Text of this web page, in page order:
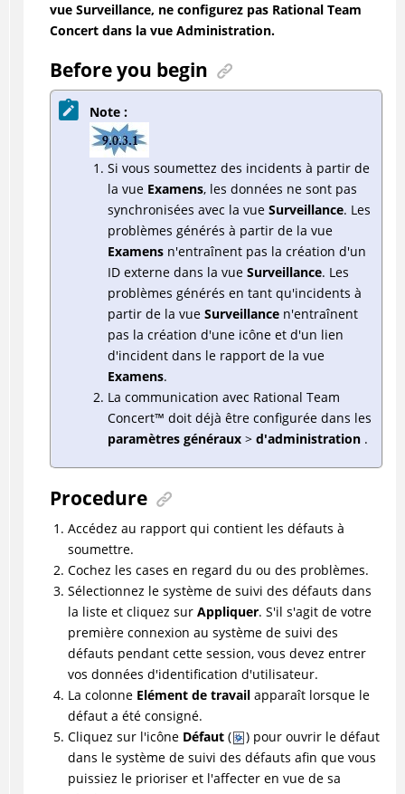
vue Surveillance, ne configurez pas Rational Team
Concert dans la vue Administration.
Before you begin
Note :
Si vous soumettez des incidents à partir de
la vue Examens, les données ne sont pas
synchronisées avec la vue Surveillance. Les
problèmes générés à partir de la vue
Examensn'entraînent pas la création d'un
ID externe dans la vue Surveillance. Les
problèmes générés en tant qu'incidents à
partir de la vue Surveillancen'entraînent
pas la création d'une icône et d'un lien
d'incident dans le rapport de la vue
Examens.
La communication avec Rational Team
Concert™ doit déjà être configurée dans les
paramètres généraux> d'administration.
Procedure
Accédez au rapport qui contient les défauts à
soumettre.
Cochez les cases en regard du ou des problèmes.
Sélectionnez le système de suivi des défauts dans
la liste et cliquez sur Appliquer. S'il s'agit de votre
première connexion au système de suivi des
défauts pendant cette session, vous devez entrer
vos données d'identification d'utilisateur.
La colonne Elément de travailapparaît lorsque le
défaut a été consigné.
Cliquez sur l'icône Défaut(
) pour ouvrir le défaut
dans le système de suivi des défauts afin que vous
puissiez le prioriser et l'affecter en vue de sa